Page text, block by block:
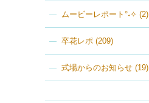
ムービーレポート°˖✧ (2)
卒花レポ(209)
式場からのお知らせ(19)